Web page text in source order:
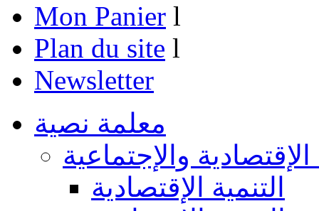
Mon Panier l
Plan du site l
Newsletter
معلمة نصية
الإقتصادية والإجتماعية
التنمية الإقتصادية